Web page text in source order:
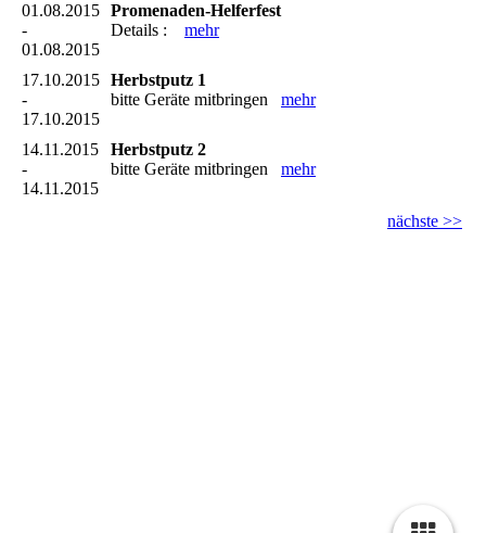
01.08.2015
-
01.08.2015
Promenaden-Helferfest
Details : mehr
17.10.2015
-
17.10.2015
Herbstputz 1
bitte Geräte mitbringen mehr
14.11.2015
-
14.11.2015
Herbstputz 2
bitte Geräte mitbringen mehr
nächste >>